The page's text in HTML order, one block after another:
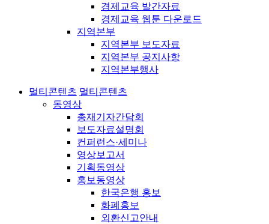
경제교육 발간자료
경제교육 웹툰 다운로드
지역본부
지역본부 보도자료
지역본부 공지사항
지역본부행사
멀티콘텐츠 멀티콘텐츠
동영상
총재기자간담회
보도자료설명회
컨퍼런스·세미나
영상보고서
기획동영상
홍보동영상
한국은행 홍보
화폐홍보
외환신고안내